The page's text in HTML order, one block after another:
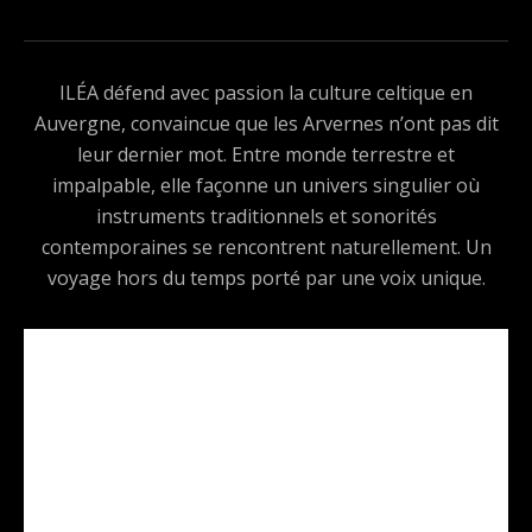
ILÉA défend avec passion la culture celtique en
Auvergne, convaincue que les Arvernes n’ont pas dit
leur dernier mot. Entre monde terrestre et
impalpable, elle façonne un univers singulier où
instruments traditionnels et sonorités
contemporaines se rencontrent naturellement. Un
voyage hors du temps porté par une voix unique.